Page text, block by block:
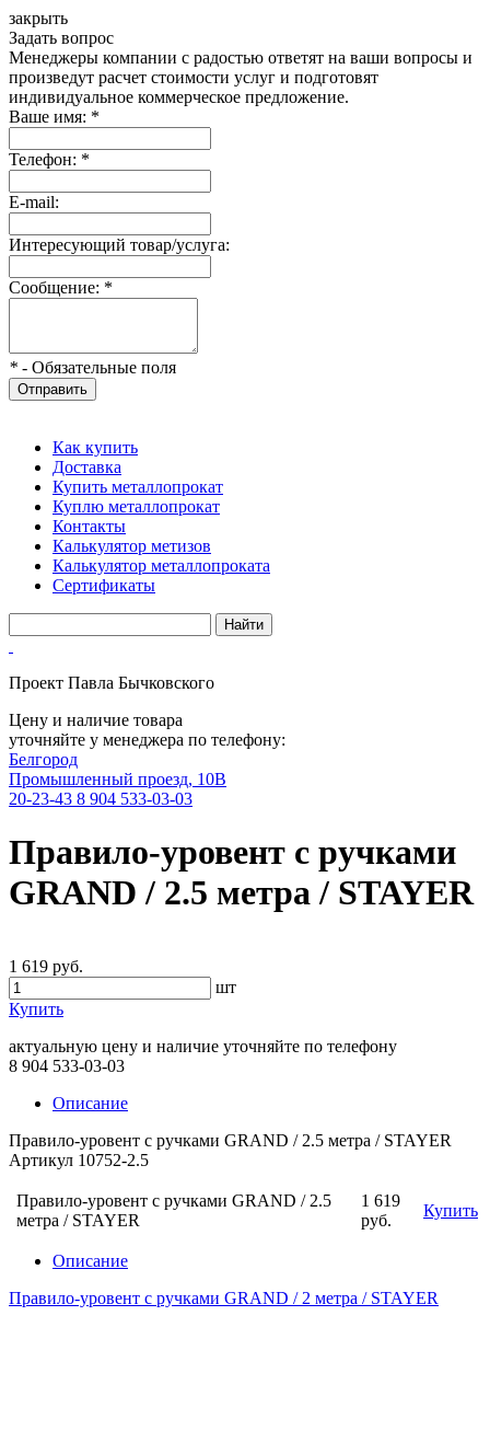
закрыть
Задать вопрос
Менеджеры компании с радостью ответят на ваши вопросы и
произведут расчет стоимости услуг и подготовят
индивидуальное коммерческое предложение.
Ваше имя: *
Телефон: *
E-mail:
Интересующий товар/услуга:
Сообщение: *
* - Обязательные поля
Отправить
Как купить
Доставка
Купить металлопрокат
Куплю металлопрокат
Контакты
Калькулятор метизов
Калькулятор металлопроката
Сертификаты
Проект Павла Бычковского
Цену и наличие товара
уточняйте у менеджера по телефону:
Белгород
Промышленный проезд, 10В
20-23-43 8 904 533-03-03
Правило-уровент с ручками
GRAND / 2.5 метра / STAYER
1 619 руб.
шт
Купить
актуальную цену и наличие уточняйте по телефону
8 904 533-03-03
Описание
Правило-уровент с ручками GRAND / 2.5 метра / STAYER
Артикул 10752-2.5
Правило-уровент с ручками GRAND / 2.5
метра / STAYER
1 619
руб.
Купить
Описание
Правило-уровент с ручками GRAND / 2 метра / STAYER